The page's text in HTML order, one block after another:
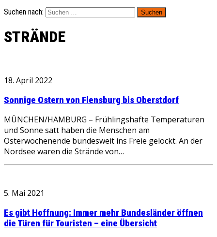
Suchen nach:
STRÄNDE
18. April 2022
Sonnige Ostern von Flensburg bis Oberstdorf
MÜNCHEN/HAMBURG – Frühlingshafte Temperaturen
und Sonne satt haben die Menschen am
Osterwochenende bundesweit ins Freie gelockt. An der
Nordsee waren die Strände von…
5. Mai 2021
Es gibt Hoffnung: Immer mehr Bundesländer öffnen
die Türen für Touristen – eine Übersicht